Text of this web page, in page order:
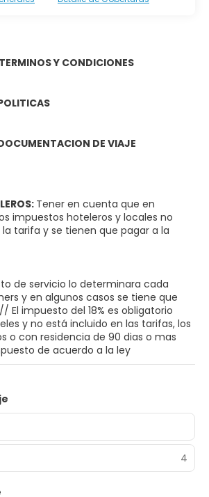
TERMINOS Y CONDICIONES
DE VIAJE
Tener en cuenta que en
impuestos hoteleros y locales no
tarifa y se tienen que pagar a la
de servicio lo determinara cada
y en algunos casos se tiene que
El impuesto del 18% es obligatorio
y no está incluido en las tarifas, los
o con residencia de 90 dias o mas
de acuerdo a la ley
4